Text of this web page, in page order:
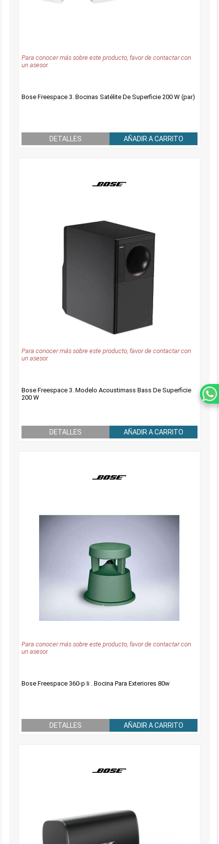
Para conocer más sobre este producto, favor de contactar con
un asesor.
Bose Freespace 3. Bocinas Satélite De Superficie 200 W (par)
DETALLES AÑADIR A CARRITO
Para conocer más sobre este producto, favor de contactar con
un asesor.
Bose Freespace 3. Modelo Acoustimass Bass De Superficie
200 W
DETALLES AÑADIR A CARRITO
Para conocer más sobre este producto, favor de contactar con
un asesor.
Bose Freespace 360-p Ii . Bocina Para Exteriores 80w
DETALLES AÑADIR A CARRITO